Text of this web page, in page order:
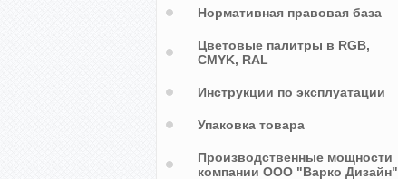
Нормативная правовая база
Цветовые палитры в RGB,
CMYK, RAL
Инструкции по эксплуатации
Упаковка товара
Производственные мощности
компании ООО "Варко Дизайн"